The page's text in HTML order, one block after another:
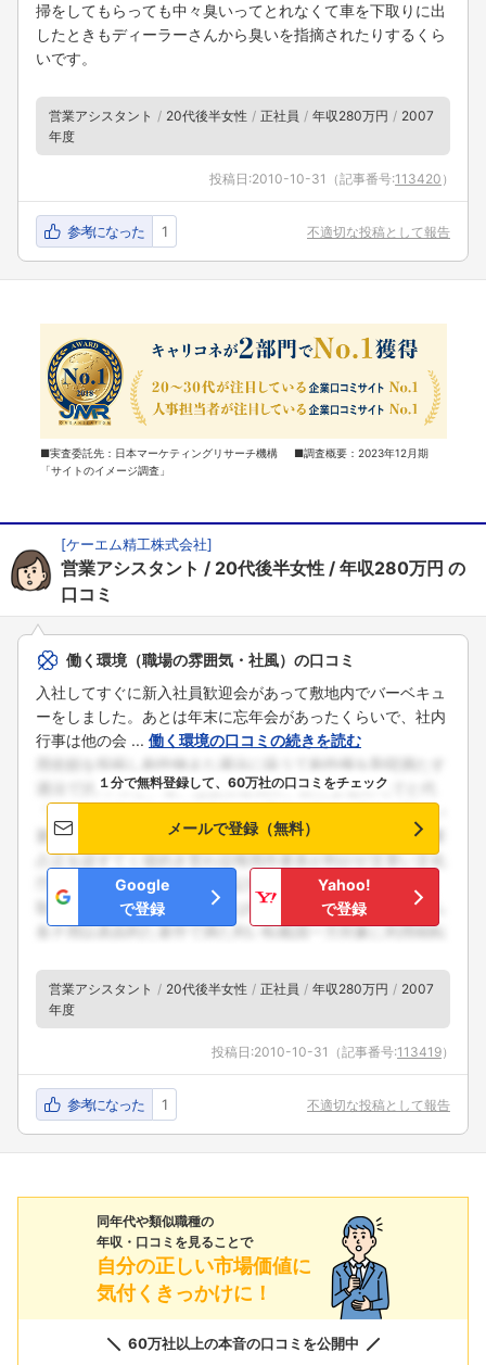
掃をしてもらっても中々臭いってとれなくて車を下取りに出
したときもディーラーさんから臭いを指摘されたりするくら
いです。
営業アシスタント 20代後半女性 正社員 年収280万円
2007
年度
投稿日:2010-10-31 （記事番号:113420 ）
参考になった 1 不適切な投稿として報告
■実査委託先：日本マーケティングリサーチ機構 ■調査概要：2023年12月期
「サイトのイメージ調査」
[ケーエム精工株式会社]
営業アシスタント 20代後半女性 年収280万円 の
口コミ
働く環境（職場の雰囲気・社風）の口コミ
入社してすぐに新入社員歓迎会があって敷地内でバーベキュ
ーをしました。あとは年末に忘年会があったくらいで、社内
行事は他の会 ... 働く環境の口コミの続きを読む
１分で無料登録して、60万社の口コミをチェック
メールで登録（無料）
Google
で登録
Yahoo!
で登録
営業アシスタント 20代後半女性 正社員 年収280万円
2007
年度
投稿日:2010-10-31 （記事番号:113419）
参考になった 1 不適切な投稿として報告
同年代や類似職種の
年収・口コミを見ることで
自分の正しい市場価値に
気付くきっかけに！
60万社以上の本音の口コミを公開中